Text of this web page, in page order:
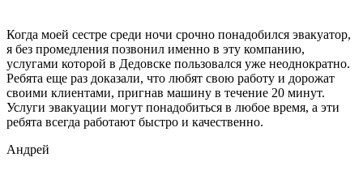
Когда моей сестре среди ночи срочно понадобился эвакуатор,
я без промедления позвонил именно в эту компанию,
услугами которой в Дедовске пользовался уже неоднократно.
Ребята еще раз доказали, что любят свою работу и дорожат
своими клиентами, пригнав машину в течение 20 минут.
Услуги эвакуации могут понадобиться в любое время, а эти
ребята всегда работают быстро и качественно.
Андрей